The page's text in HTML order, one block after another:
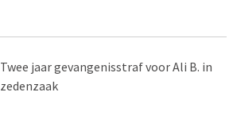
Twee jaar gevangenisstraf voor Ali B. in
zedenzaak